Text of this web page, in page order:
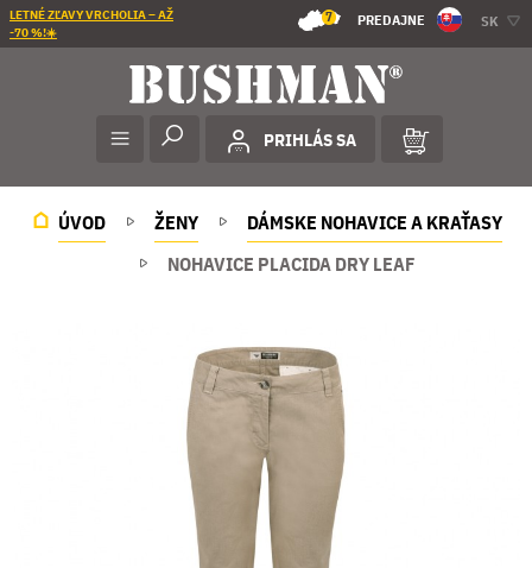
LETNÉ ZĽAVY VRCHOLIA – AŽ
-70 %!☀️
7 PREDAJNE SK
PRIHLÁS SA
ÚVOD ŽENY
DÁMSKE NOHAVICE A KRAŤASY
NOHAVICE PLACIDA DRY LEAF